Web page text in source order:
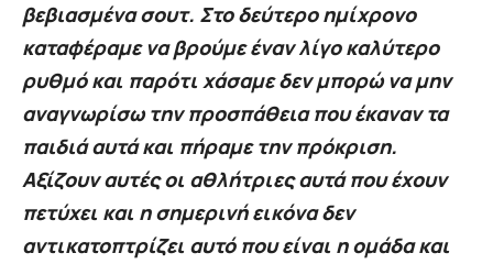
βεβιασμένα σουτ. Στο δεύτερο ημίχρονο
καταφέραμε να βρούμε έναν λίγο καλύτερο
ρυθμό και παρότι χάσαμε δεν μπορώ να μην
αναγνωρίσω την προσπάθεια που έκαναν τα
παιδιά αυτά και πήραμε την πρόκριση.
Αξίζουν αυτές οι αθλήτριες αυτά που έχουν
πετύχει και η σημερινή εικόνα δεν
αντικατοπτρίζει αυτό που είναι η ομάδα και